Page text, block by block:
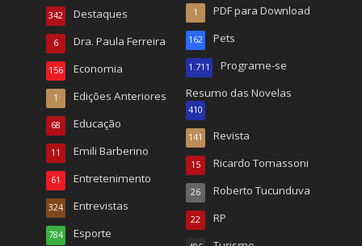
Destaques
342
Dra. Paula Ferreira
6
Economia
156
Edições Anteriores
1
Educação
68
Emili Barberino
11
Entretenimento
61
Entrevistas
324
Esporte
784
PDF para Download
1
Pets
162
Programe-se
1.711
Resumo das Novelas
410
Revista
141
Ricardo Tomassoni
15
Roberto Tucunduva
26
RP
22